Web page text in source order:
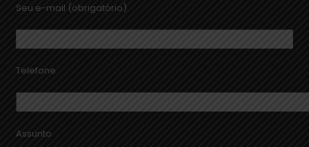
Seu e-mail (obrigatório)
Telefone
Assunto